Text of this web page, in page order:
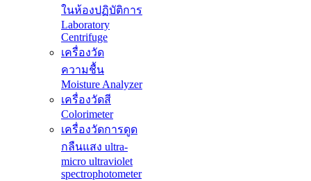
ในห้องปฏิบัติการ
Laboratory
Centrifuge
เครื่องวัด
ความชื้น
Moisture Analyzer
เครื่องวัดสี
Colorimeter
เครื่องวัดการดูด
กลืนแสง ultra-
micro ultraviolet
spectrophotometer